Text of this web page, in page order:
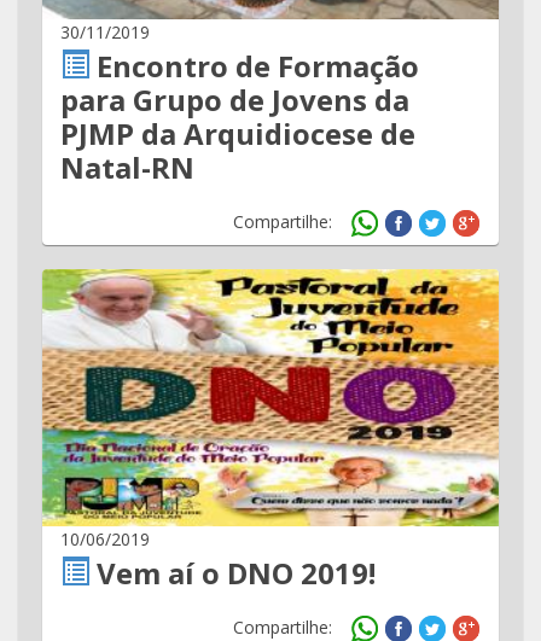
30/11/2019
Encontro de Formação
para Grupo de Jovens da
PJMP da Arquidiocese de
Natal-RN
Compartilhe:
10/06/2019
Vem aí o DNO 2019!
Compartilhe: